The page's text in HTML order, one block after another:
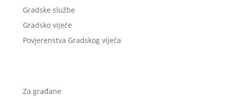
Gradske službe
Gradsko vijeće
Povjerenstva Gradskog vijeća
Za građane